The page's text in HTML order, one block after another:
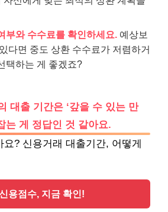
부와 수수료를 확인하세요. 예상보
다면 중도 상환 수수료가 저렴하거
택하는 게 좋겠죠?
대출 기간은 ‘갚을 수 있는 만
는 게 정답인 것 같아요.
요? 신용거래 대출기간, 어떻게
용점수, 지금 확인!